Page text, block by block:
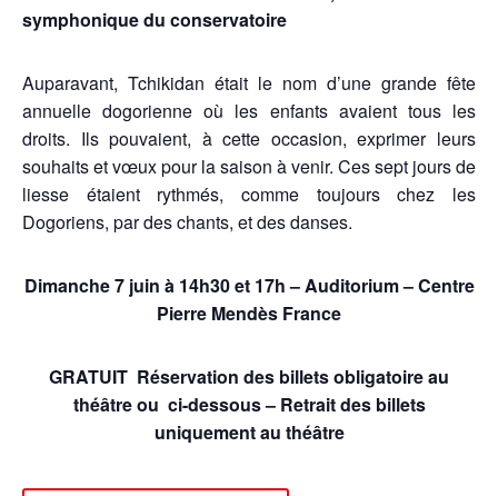
symphonique du conservatoire
Auparavant, Tchikidan était le nom d’une grande fête
annuelle dogorienne où les enfants avaient tous les
droits. Ils pouvaient, à cette occasion, exprimer leurs
souhaits et vœux pour la saison à venir. Ces sept jours de
liesse étaient rythmés, comme toujours chez les
Dogoriens, par des chants, et des danses.
Dimanche 7 juin à 14h30 et 17h – Auditorium – Centre
Pierre Mendès France
GRATUIT Réservation des billets obligatoire au
théâtre ou ci-dessous – Retrait des billets
uniquement au théâtre